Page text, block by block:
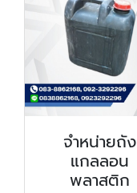
จำหน่ายถัง
แกลลอน
พลาสติก